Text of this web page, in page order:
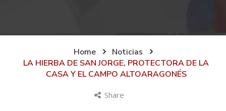
Home
Noticias
LA HIERBA DE SAN JORGE, PROTECTORA DE LA
CASA Y EL CAMPO ALTOARAGONÉS
Share